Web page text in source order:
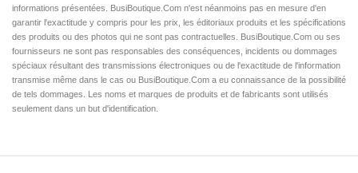
informations présentées. BusiBoutique.Com n'est néanmoins pas en mesure d'en
garantir l'exactitude y compris pour les prix, les éditoriaux produits et les spécifications
des produits ou des photos qui ne sont pas contractuelles. BusiBoutique.Com ou ses
fournisseurs ne sont pas responsables des conséquences, incidents ou dommages
spéciaux résultant des transmissions électroniques ou de l'exactitude de l'information
transmise même dans le cas ou BusiBoutique.Com a eu connaissance de la possibilité
de tels dommages. Les noms et marques de produits et de fabricants sont utilisés
seulement dans un but d'identification.